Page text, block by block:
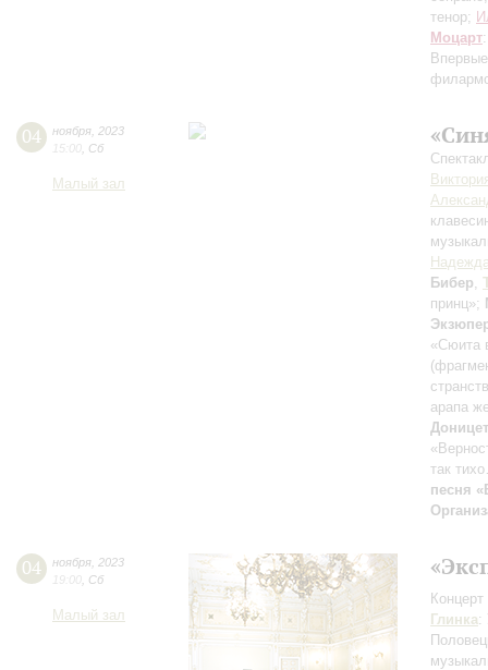
тенор;
Моцарт
04 ноября 2023
15:00 Сб
Малый зал
Бибер,
принц»;
«Сюита
арапа
так
песня
04 ноября 2023
19:00 Сб
Малый зал
Глинка: